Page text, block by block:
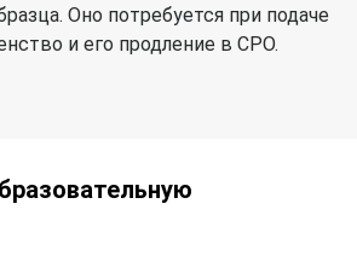
Оно потребуется при подаче
и его продление в СРО.